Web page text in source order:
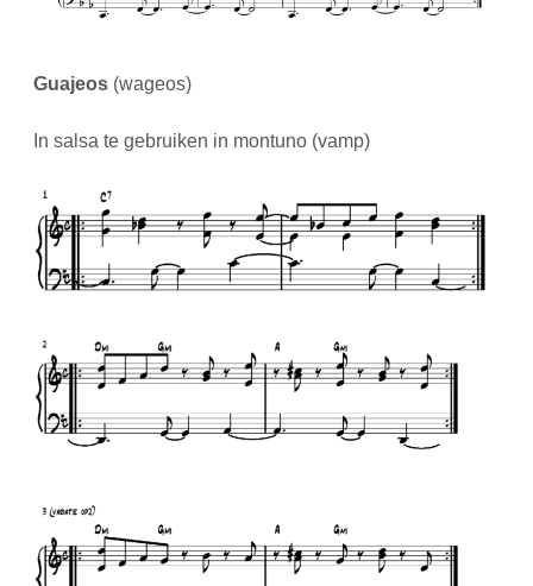
Guajeos (wageos)
In salsa te gebruiken in montuno (vamp)